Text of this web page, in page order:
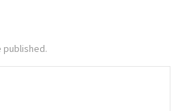
published.